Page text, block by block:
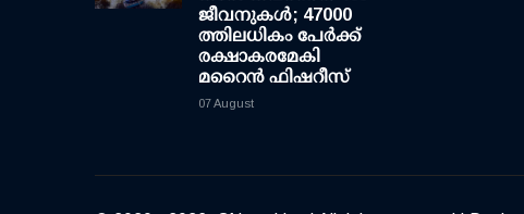
ജീവനുകള്‍; 47000
ത്തിലധികം പേര്‍ക്ക്
രക്ഷാകരമേകി
മറൈന്‍ ഫിഷറീസ്
07 August